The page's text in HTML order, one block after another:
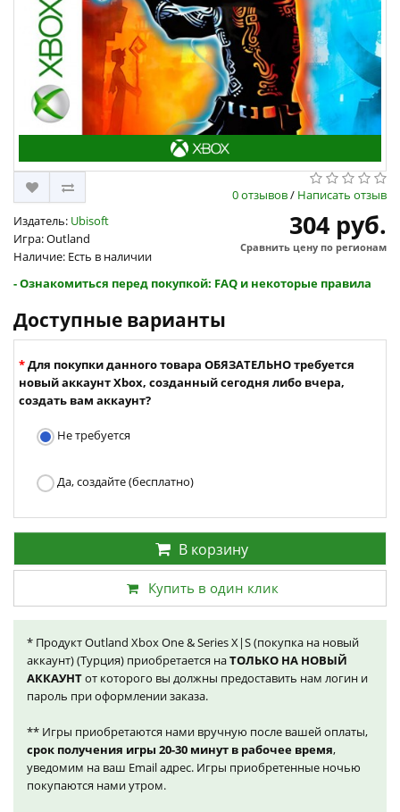
0 отзывов/ Написать отзыв
Издатель: Ubisoft
Игра: Outland
Наличие: Есть в наличии
304 руб.
Сравнить цену по регионам
- Ознакомиться перед покупкой: FAQ и некоторые правила
Доступные варианты
Для покупки данного товара ОБЯЗАТЕЛЬНО требуется
новый аккаунт Xbox, созданный сегодня либо вчера,
создать вам аккаунт?
Не требуется
Да, создайте (бесплатно)
В корзину
Купить в один клик
* Продукт Outland Xbox One & Series X|S (покупка на новый
аккаунт) (Турция) приобретается наТОЛЬКО НА НОВЫЙ
АККАУНТот которого вы должны предоставить нам логин и
пароль при оформлении заказа.
** Игры приобретаются нами вручную после вашей оплаты,
срок получения игры 20-30 минут в рабочее время,
уведомим на ваш Email адрес. Игры приобретенные ночью
покупаются нами утром.